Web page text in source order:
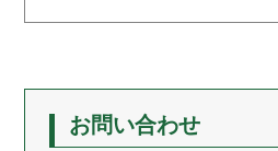
お問い合わせ